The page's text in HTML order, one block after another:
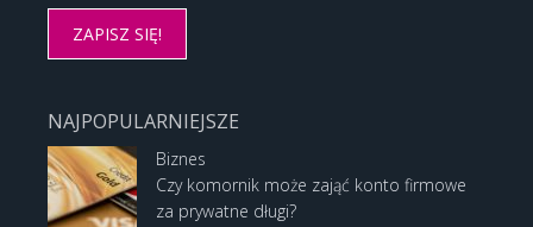
NAJPOPULARNIEJSZE
Biznes
Czy komornik może zająć konto firmowe
za prywatne długi?